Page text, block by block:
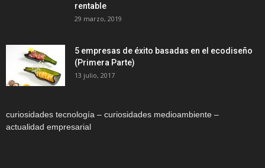
rentable
29 marzo, 2019
5 empresas de éxito basadas en el ecodiseño
(Primera Parte)
13 julio, 2017
curiosidades tecnología – curiosidades medioambiente –
actualidad empresarial